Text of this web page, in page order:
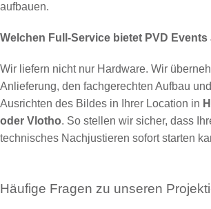
aufbauen.
Welchen Full-Service bietet PVD Events
Wir liefern nicht nur Hardware. Wir
Anlieferung, den fachgerechten Aufbau
Ausrichten des Bildes in Ihrer Location in
oder Vlotho. So stellen wir sicher, dass
technisches Nachjustieren sofort starten
Häufige Fragen zu unseren